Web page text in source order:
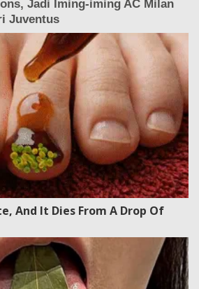
And It Dies From A Drop Of